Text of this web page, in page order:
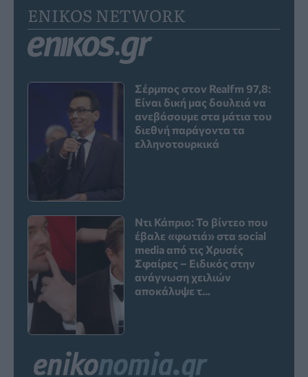
ENIKOS NETWORK
Σέρμπος στον Realfm 97,8:
Είναι δική μας δουλειά να
ανεβάσουμε στα μάτια του
διεθνή παράγοντα τα
ελληνοτουρκικά
Ντι Κάπριο: Το βίντεο που
έβαλε «φωτιά» στα social
media από τις Χρυσές
Σφαίρες – Ειδικός στην
ανάγνωση χειλιών
αποκάλυψε τ...